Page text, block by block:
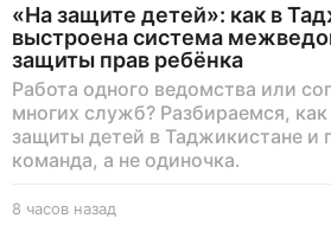
«На защите детей»: как в
выстроена система
защиты прав ребёнка
Работа одного ведомства или
многих служб? Разбираемся,
защиты детей в Таджикистане и
команда, а не одиночка.
8 часов назад